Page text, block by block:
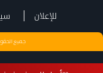
للإعلان
جميع